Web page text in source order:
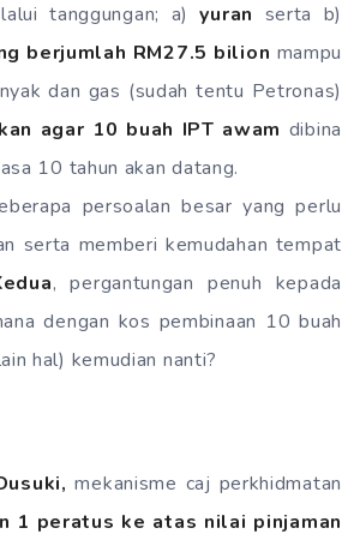
tanggungan; a)yuran serta b)
berjumlah RM27.5 bilion mampu
dan gas (sudah tentu Petronas)
agar 10 buah IPT awam dibina
10 tahun akan datang.
persoalan besar yang perlu
serta memberi kemudahan tempat
, pergantungan penuh kepada
dengan kos pembinaan 10 buah
hal) kemudian nanti?
mekanisme caj perkhidmatan
1 peratus ke atas nilai pinjaman